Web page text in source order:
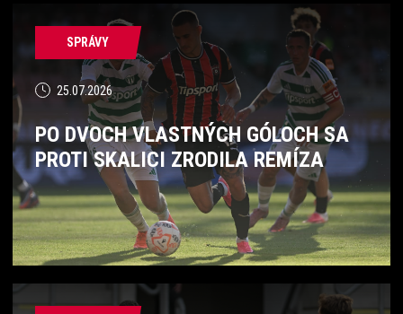
SPRÁVY
25.07.2026
PO DVOCH VLASTNÝCH GÓLOCH SA
PROTI SKALICI ZRODILA REMÍZA